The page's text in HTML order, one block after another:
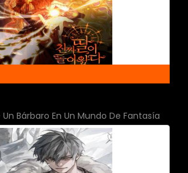
Bárbaro En Un Mundo De Fantasía